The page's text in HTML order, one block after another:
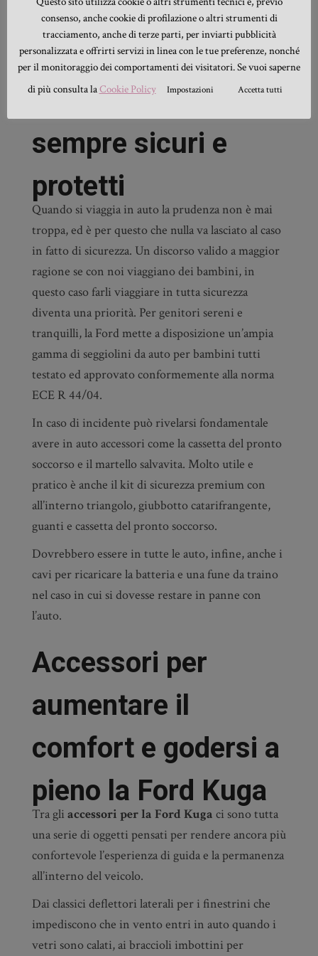
varie forme e con decorazioni diverse.
Accessori Ford
Kuga per viaggiare
sempre sicuri e
protetti
Quando si viaggia in auto la prudenza non è mai
troppa, ed è per questo che nulla va lasciato al caso
in fatto di sicurezza. Un discorso valido a maggior
ragione se con noi viaggiano dei bambini, in
questo caso farli viaggiare in tutta sicurezza
diventa una priorità. Per genitori sereni e
tranquilli, la Ford mette a disposizione un’ampia
gamma di seggiolini da auto per bambini tutti
testato ed approvato conformemente alla norma
ECE R 44/04.
In caso di incidente può rivelarsi fondamentale
avere in auto accessori come la cassetta del pronto
soccorso e il martello salvavita. Molto utile e
pratico è anche il kit di sicurezza premium con
all’interno triangolo, giubbotto catarifrangente,
guanti e cassetta del pronto soccorso.
Dovrebbero essere in tutte le auto, infine, anche i
cavi per ricaricare la batteria e una fune da traino
nel caso in cui si dovesse restare in panne con
l’auto.
Accessori per
aumentare il
comfort e godersi a
pieno la Ford Kuga
Tra gli accessori per la Ford Kuga ci sono tutta
una serie di oggetti pensati per rendere ancora più
confortevole l’esperienza di guida e la permanenza
all’interno del veicolo.
Dai classici deflettori laterali per i finestrini che
impediscono che in vento entri in auto quando i
vetri sono calati, ai braccioli imbottini per
consenso, anche cookie di profilazione o altri strumenti di
tracciamento, anche di terze parti, per inviarti pubblicità
personalizzata e offrirti servizi in linea con le tue preferenze, nonché
per il monitoraggio dei comportamenti dei visitatori. Se vuoi saperne
di più consulta laCookie Policy Impostazioni Accetta tutti